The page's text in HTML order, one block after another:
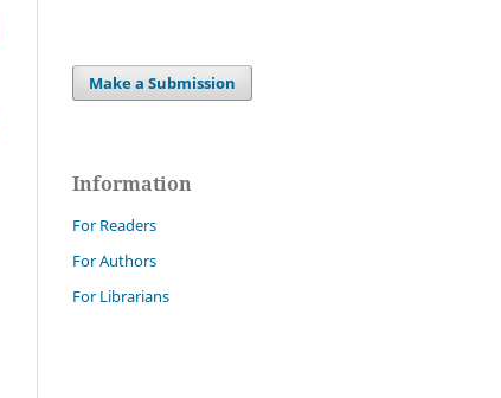
Make a Submission
Information
For Readers
For Authors
For Librarians